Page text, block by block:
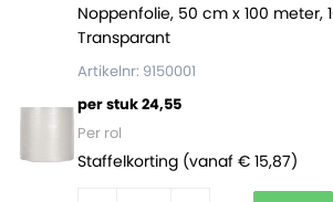
Noppenfolie, 50 cm x 100 meter,
Transparant
Artikelnr: 9150001
per stuk 24,55
Per rol
Staffelkorting (vanaf € 15,87)